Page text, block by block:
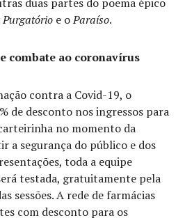
Purgatório e oParaíso.
combate ao coronavírus
contra a Covid-19, o
de desconto nos ingressos para
no momento da
a segurança do público e dos
toda a equipe
testada, gratuitamente pela
sessões. A rede de farmácias
com desconto para os